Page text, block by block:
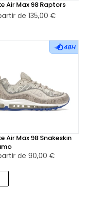
durabilité
de sneakers
Nike Air Max 98 New
Que ce soit
déclaration de
pour ceux qui
Air Max 98 Raptors
de 135,00 €
48H
Air Max 98 Snakeskin
de 90,00 €